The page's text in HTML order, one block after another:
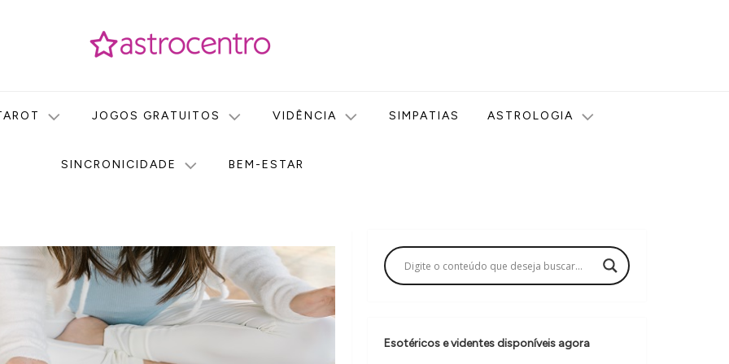
JOGOS GRATUITOS VIDÊNCIA SIMPATIAS ASTROLOGIA
SINCRONICIDADE BEM-ESTAR
Esotéricos e videntes disponíveis agora